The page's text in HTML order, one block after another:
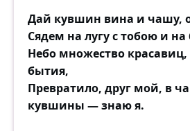
Дай кувшин вина и чашу,
Сядем на лугу с тобою и на
Небо множество красавиц,
бытия,
Превратило, друг мой, в
кувшины — знаю я.